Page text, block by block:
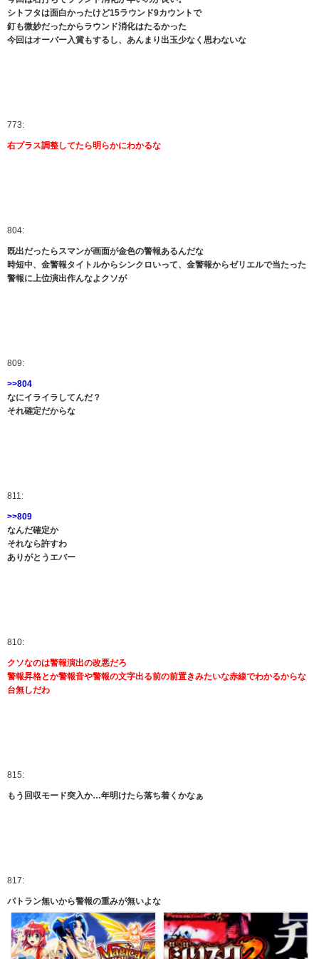
シトフタは面白かったけど15ラウンド9カウントで
釘も微妙だったからラウンド消化はたるかった
今回はオーバー入賞もするし、あんまり出玉少なく思わないな
773:
右プラス調整してたら明らかにわかるな
804:
既出だったらスマンが画面が金色の警報あるんだな
時短中、金警報タイトルからシンクロいって、金警報からゼリエルで当たった
警報に上位演出作んなよクソが
809:
>>804
なにイライラしてんだ？
それ確定だからな
811:
>>809
なんだ確定か
それなら許すわ
ありがとうエバー
810:
クソなのは警報演出の改悪だろ
警報昇格とか警報音や警報の文字出る前の前置きみたいな赤線でわかるからな
台無しだわ
815:
もう回収モード突入か…年明けたら落ち着くかなぁ
817:
パトラン無いから警報の重みが無いよな